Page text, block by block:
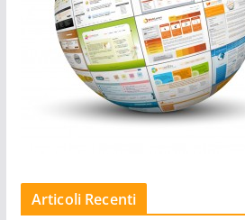
Articoli Recenti